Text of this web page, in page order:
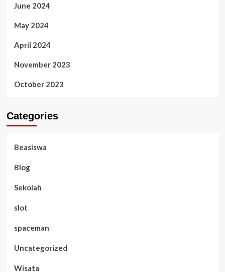
June 2024
May 2024
April 2024
November 2023
October 2023
Categories
Beasiswa
Blog
Sekolah
slot
spaceman
Uncategorized
Wisata